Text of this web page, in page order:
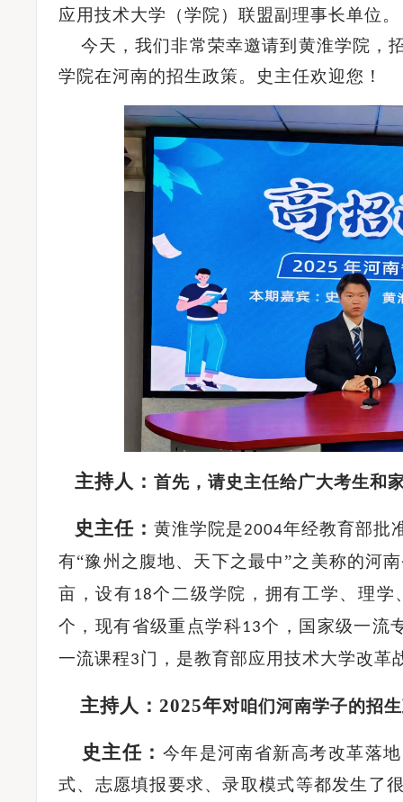
应用技术大学（学院）联盟副理事长单位。
今天，我们非常荣幸邀请到黄淮学院，
学院在河南的招生政策。 史主任欢迎您！
主持人： 首先，请史主任给广大考生和
史主任：黄淮学院是2004年经教育部批
有“豫州之腹地、天下之最中”之美称的河
亩，设有18个二级学院，拥有工学、理
个，现有省级重点学科13个，国家级一流
一流课程3门，是教育部应用技术大学改革
主持人： 2025年对咱们河南学子的招
史主任 ： 今年是河南省新高考改革落
式、志愿填报要求、录取模式等都发生了